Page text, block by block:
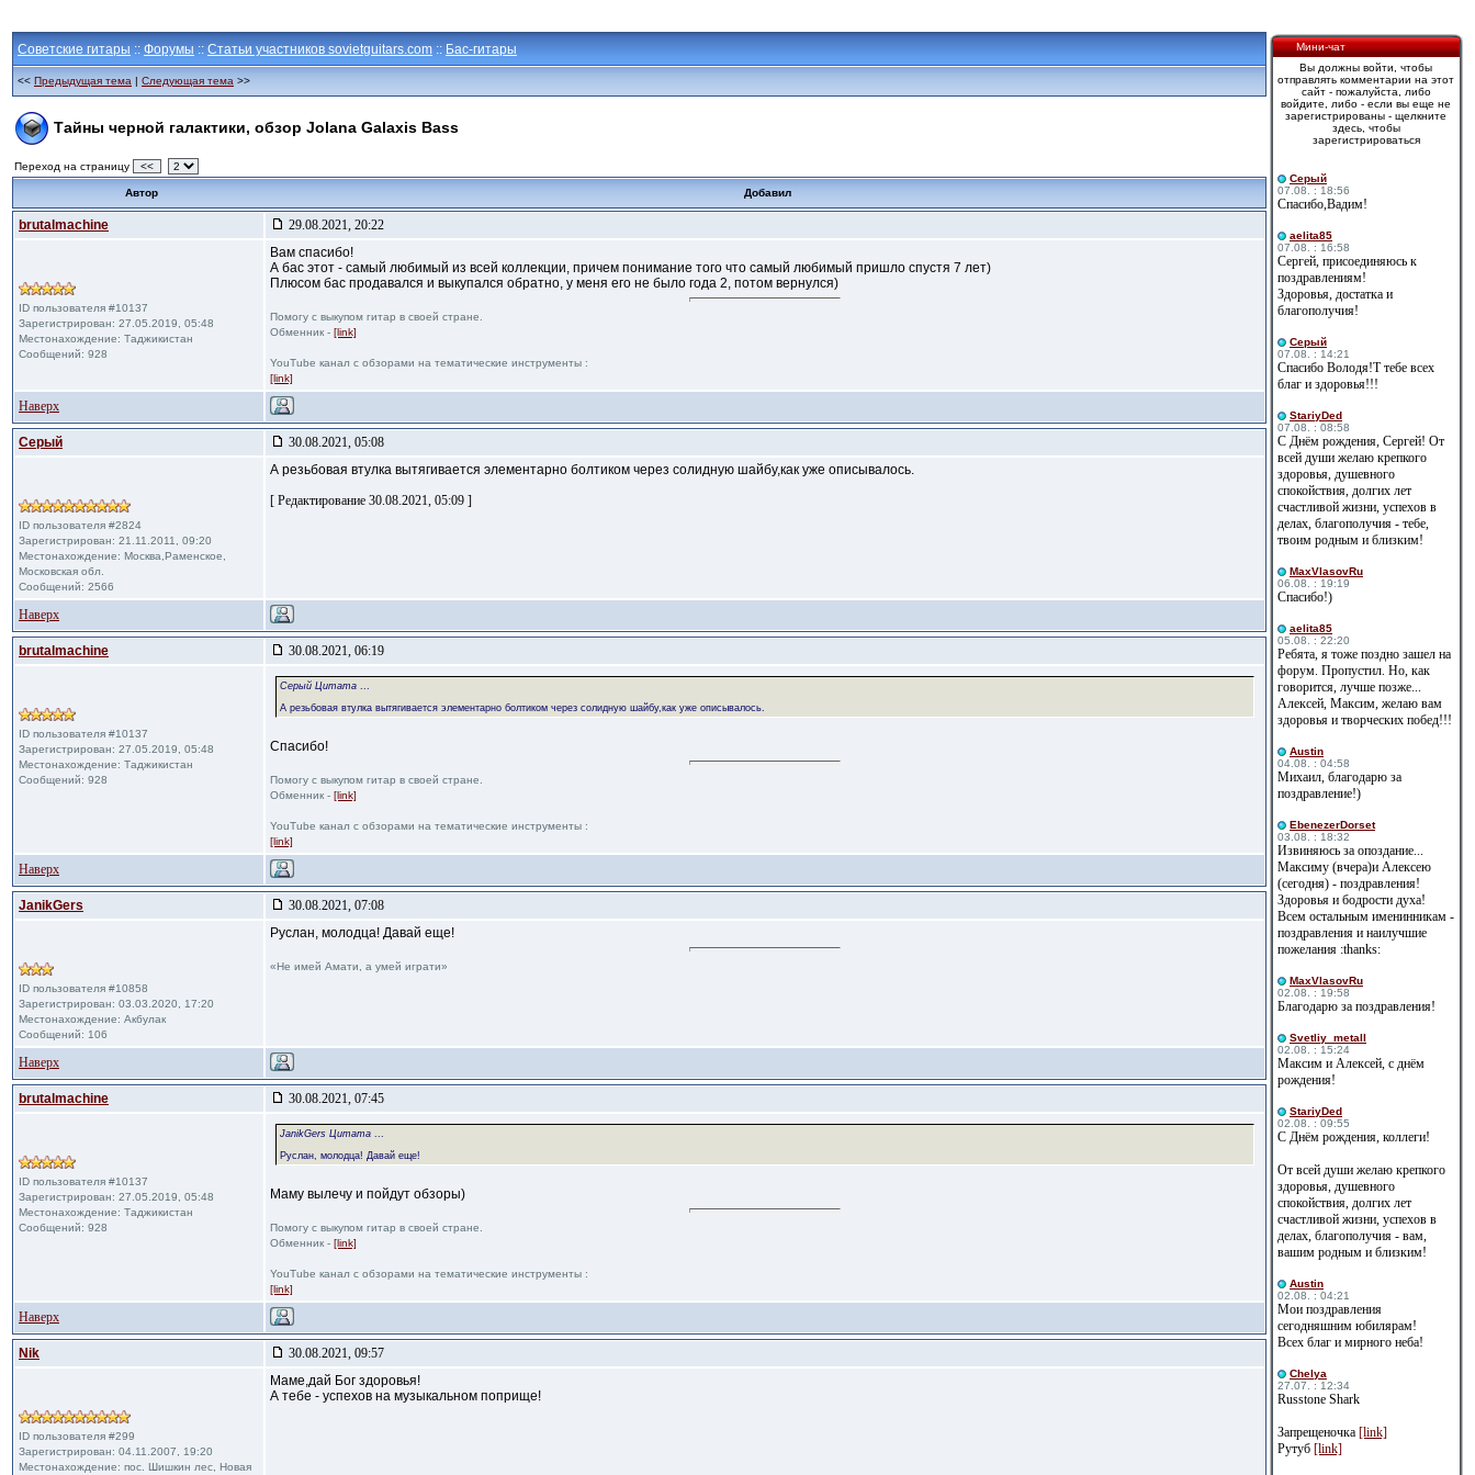
Советские гитары :: Форумы :: Статьи участников sovietguitars.com :: Бас-гитары
<< Предыдущая тема | Следующая тема >>
Тайны черной галактики, обзор Jolana Galaxis Bass
Переход на страницу <<
Автор Добавил
brutalmachine 29.08.2021, 20:22
ID пользователя #10137
Зарегистрирован: 27.05.2019, 05:48
Местонахождение: Таджикистан
Сообщений: 928
Вам спасибо!
А бас этот - самый любимый из всей коллекции, причем понимание того что самый любимый пришло спустя 7 лет)
Плюсом бас продавался и выкупался обратно, у меня его не было года 2, потом вернулся)
Помогу с выкупом гитар в своей стране.
Обменник - [link]
YouTube канал с обзорами на тематические инструменты :
[link]
Наверх
Cерый 30.08.2021, 05:08
ID пользователя #2824
Зарегистрирован: 21.11.2011, 09:20
Местонахождение: Москва,Раменское,
Московская обл.
Сообщений: 2566
А резьбовая втулка вытягивается элементарно болтиком через солидную шайбу,как уже описывалось.
[ Редактирование 30.08.2021, 05:09 ]
Наверх
brutalmachine 30.08.2021, 06:19
ID пользователя #10137
Зарегистрирован: 27.05.2019, 05:48
Местонахождение: Таджикистан
Сообщений: 928
Cерый Цитата ...
А резьбовая втулка вытягивается элементарно болтиком через солидную шайбу,как уже описывалось.
Cпасибо!
Помогу с выкупом гитар в своей стране.
Обменник - [link]
YouTube канал с обзорами на тематические инструменты :
[link]
Наверх
JanikGers 30.08.2021, 07:08
ID пользователя #10858
Зарегистрирован: 03.03.2020, 17:20
Местонахождение: Акбулак
Сообщений: 106
Руслан, молодца! Давай еще!
«Не имей Амати, а умей играти»
Наверх
brutalmachine 30.08.2021, 07:45
ID пользователя #10137
Зарегистрирован: 27.05.2019, 05:48
Местонахождение: Таджикистан
Сообщений: 928
JanikGers Цитата ...
Руслан, молодца! Давай еще!
Маму вылечу и пойдут обзоры)
Помогу с выкупом гитар в своей стране.
Обменник - [link]
YouTube канал с обзорами на тематические инструменты :
[link]
Наверх
Nik 30.08.2021, 09:57
ID пользователя #299
Зарегистрирован: 04.11.2007, 19:20
Местонахождение: пос. Шишкин лес, Новая
Маме,дай Бог здоровья!
А тебе - успехов на музыкальном поприще!
Мини-чат
Вы должны войти, чтобы
отправлять комментарии на этот
сайт - пожалуйста, либо
войдите, либо - если вы еще не
зарегистрированы - щелкните
здесь, чтобы
зарегистрироваться
Cерый
07.08. : 18:56
Спасибо,Вадим!
aelita85
07.08. : 16:58
Сергей, присоединяюсь к
поздравлениям!
Здоровья, достатка и
благополучия!
Cерый
07.08. : 14:21
Спасибо Володя!Т тебе всех
благ и здоровья!!!
StariyDed
07.08. : 08:58
С Днём рождения, Сергей! От
всей души желаю крепкого
здоровья, душевного
спокойствия, долгих лет
счастливой жизни, успехов в
делах, благополучия - тебе,
твоим родным и близким!
MaxVlasovRu
06.08. : 19:19
Спасибо!)
aelita85
05.08. : 22:20
Ребята, я тоже поздно зашел на
форум. Пропустил. Но, как
говорится, лучше позже...
Алексей, Максим, желаю вам
здоровья и творческих побед!!!
Austin
04.08. : 04:58
Михаил, благодарю за
поздравление!)
EbenezerDorset
03.08. : 18:32
Извиняюсь за опоздание...
Максиму (вчера)и Алексею
(сегодня) - поздравления!
Здоровья и бодрости духа!
Всем остальным именинникам -
поздравления и наилучшие
пожелания :thanks:
MaxVlasovRu
02.08. : 19:58
Благодарю за поздравления!
Svetliy_metall
02.08. : 15:24
Максим и Алексей, с днём
рождения!
StariyDed
02.08. : 09:55
С Днём рождения, коллеги!
От всей души желаю крепкого
здоровья, душевного
спокойствия, долгих лет
счастливой жизни, успехов в
делах, благополучия - вам,
вашим родным и близким!
Austin
02.08. : 04:21
Мои поздравления
сегодняшним юбилярам!
Всех благ и мирного неба!
Сhelya
27.07. : 12:34
Russtone Shark
Запрещеночка [link]
Рутуб [link]